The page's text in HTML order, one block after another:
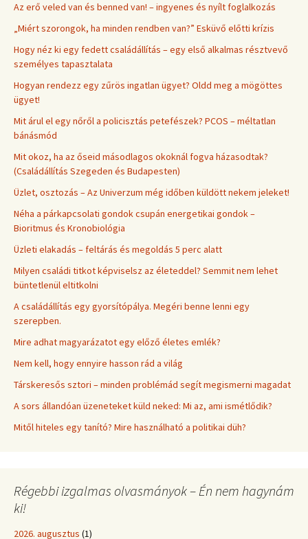
Az erő veled van és benned van! – ingyenes és nyílt foglalkozás
„Miért szorongok, ha minden rendben van?” Esküvő előtti krízis
Hogy néz ki egy fedett családállítás – egy első alkalmas résztvevő
személyes tapasztalata
Hogyan rendezz egy zűrös ingatlan ügyet? Oldd meg a mögöttes
ügyet!
Mit árul el egy nőről a policisztás petefészek? PCOS – méltatlan
bánásmód
Mit okoz, ha az őseid másodlagos okoknál fogva házasodtak?
(Családállítás Szegeden és Budapesten)
Üzlet, osztozás – Az Univerzum még időben küldött nekem jeleket!
Néha a párkapcsolati gondok csupán energetikai gondok –
Bioritmus és Kronobiológia
Üzleti elakadás – feltárás és megoldás 5 perc alatt
Milyen családi titkot képviselsz az életeddel? Semmit nem lehet
büntetlenül eltitkolni
A családállítás egy gyorsítópálya. Megéri benne lenni egy
szerepben.
Mire adhat magyarázatot egy előző életes emlék?
Nem kell, hogy ennyire hasson rád a világ
Társkeresős sztori – minden problémád segít megismerni magadat
A sors állandóan üzeneteket küld neked: Mi az, ami ismétlődik?
Mitől hiteles egy tanító? Mire használható a politikai düh?
Régebbi izgalmas olvasmányok – Én nem hagynám
ki!
2026. augusztus (1)